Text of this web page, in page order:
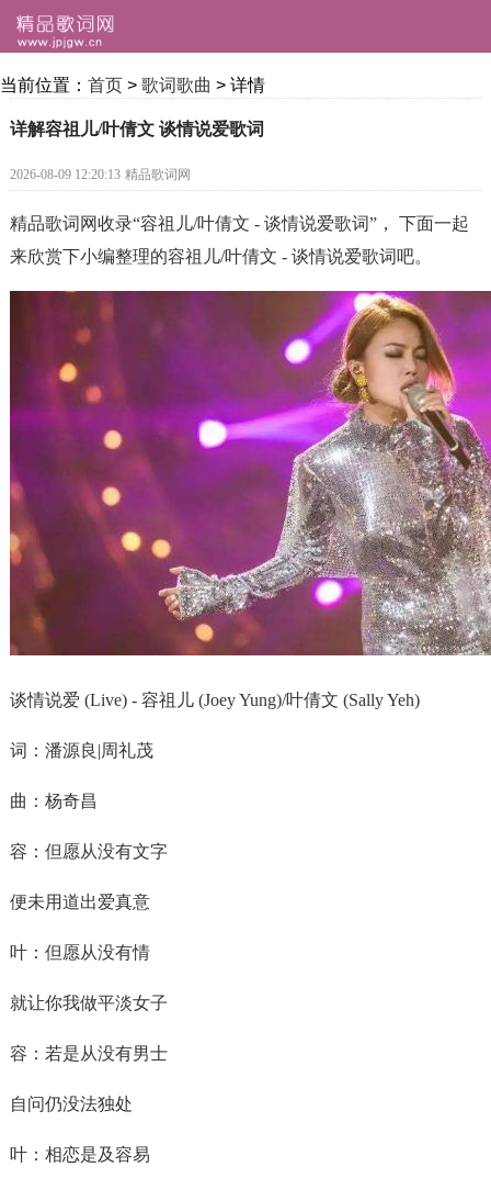
当前位置： 首页 > 歌词歌曲 > 详情
详解容祖儿/叶倩文 谈情说爱歌词
2026-08-09 12:20:13 精品歌词网
精品歌词网收录“容祖儿/叶倩文 - 谈情说爱歌词”， 下面一起
来欣赏下小编整理的容祖儿/叶倩文 - 谈情说爱歌词吧。
谈情说爱 (Live) - 容祖儿 (Joey Yung)/叶倩文 (Sally Yeh)
词：潘源良|周礼茂
曲：杨奇昌
容：但愿从没有文字
便未用道出爱真意
叶：但愿从没有情
就让你我做平淡女子
容：若是从没有男士
自问仍没法独处
叶：相恋是及容易